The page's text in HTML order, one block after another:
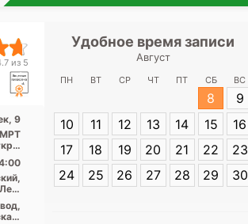
из 5
9
МРТ
...
Удобное время записи
Август
ПН ВТ СР ЧТ ПТ СБ ВС
8
9
10
11 12 13 14 15
16
17
18 19 20 21 22
23
24
25 26 27 28 29 30